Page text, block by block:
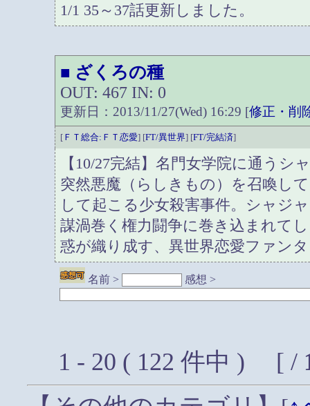
1/1 35～37話更新しました。
■ ざくろの種
OUT: 467 IN: 0
更新日：2013/11/27(Wed) 16:29 [修正・削
[ ＦＴ総合:ＦＴ恋愛] [FT/異世界] [FT/完結済]
【10/27完結】名門女学院に通うシ
突然悪魔（らしきもの）を召喚し
して起こる少女殺害事件。シャジ
謀渦巻く権力闘争に巻き込まれて
惑が織り成す、異世界恋愛ファン
名前 > 感想 >
1 - 20 ( 122 件中 ) [ /